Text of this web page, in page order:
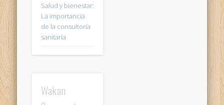
Salud y bienestar:
La importancia
de la consultoría
sanitaria
Wakan